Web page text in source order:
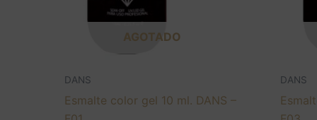
AGOTADO
DANS
Esmalte color gel 10 ml. DANS –
DANS